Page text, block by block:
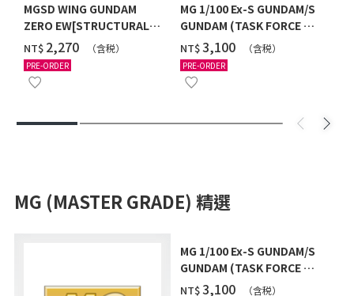
MGSD WING GUNDAM
ZERO EW[STRUCTURAL
COATING/BLACK] [2026年
12月發送]
NT$ ‌2,270 （含税）
PRE-ORDER
MG 1/100 Ex-S GUNDAM/S
GUNDAM (TASK FORCE α
Ver.) [2026年10月發送]
NT$‌3,100 （含税）
PRE-ORDER
MG (MASTER GRADE) 精選
MG 1/100 Ex-S GUNDAM/S
GUNDAM (TASK FORCE α
Ver.) [2026年10月發送]
NT$‌3,100 （含税）